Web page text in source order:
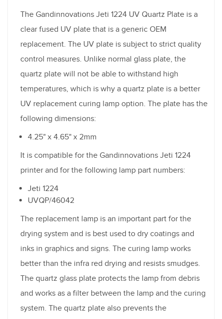
The Gandinnovations Jeti 1224 UV Quartz Plate is a
clear fused UV plate that is a generic OEM
replacement. The UV plate is subject to strict quality
control measures. Unlike normal glass plate, the
quartz plate will not be able to withstand high
temperatures, which is why a quartz plate is a better
UV replacement curing lamp option. The plate has the
following dimensions:
4.25" x 4.65" x 2mm
It is compatible for the Gandinnovations Jeti 1224
printer and for the following lamp part numbers:
Jeti 1224
UVQP/46042
The replacement lamp is an important part for the
drying system and is best used to dry coatings and
inks in graphics and signs. The curing lamp works
better than the infra red drying and resists smudges.
The quartz glass plate protects the lamp from debris
and works as a filter between the lamp and the curing
system. The quartz plate also prevents the